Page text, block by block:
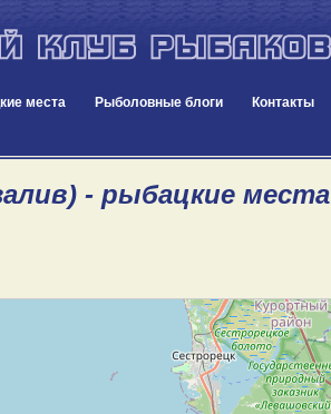
места Рыболовные блоги Контакты
- рыбацкие места